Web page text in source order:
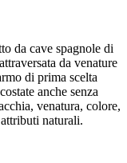
da cave spagnole di
da venature
di prima scelta
anche senza
venatura, colore,
naturali.